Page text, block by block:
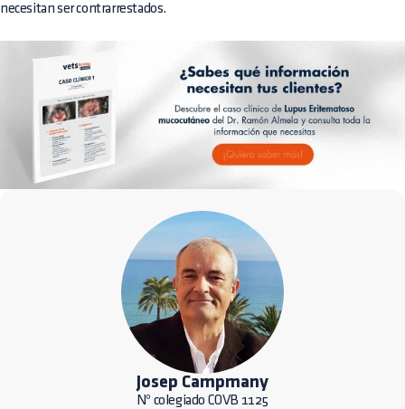
necesitan ser contrarrestados.
Josep Campmany
Nº colegiado COVB 1125